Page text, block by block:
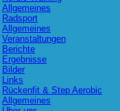
Allgemeines
Radsport
Allgemeines
Veranstaltungen
Berichte
Ergebnisse
Bilder
Links
Rückenfit & Step Aerobic
Allgemeines